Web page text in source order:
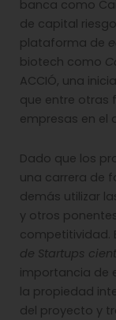
banca como
de capital
plataforma de
biotech como
ACCIÓ, una
que entre otras
empresas en el
Dado que los
una carrera de
demás utilizar
y otros
competitividad.
de Startups
importancia de
la propiedad
del proyecto y